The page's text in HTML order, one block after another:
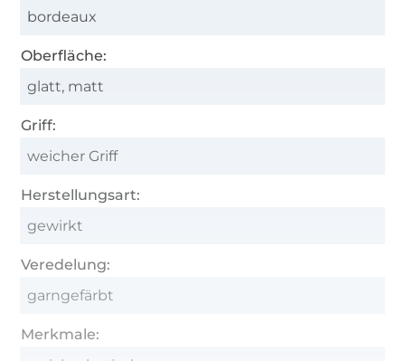
bordeaux
Oberfläche:
glatt, matt
Griff:
weicher Griff
Herstellungsart:
gewirkt
Veredelung:
garngefärbt
Merkmale: